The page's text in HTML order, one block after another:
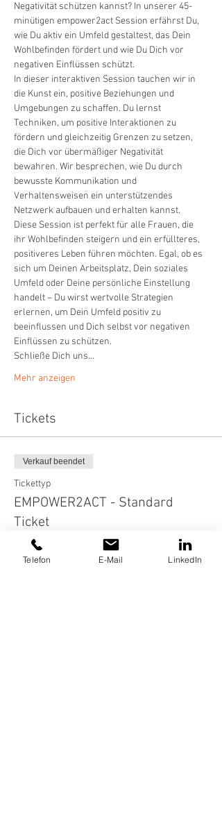
Negativität schützen kannst? In unserer 45-
minütigen empower2act Session erfährst Du,
wie Du aktiv ein Umfeld gestaltest, das Dein
Wohlbefinden fördert und wie Du Dich vor
negativen Einflüssen schützt.
In dieser interaktiven Session tauchen wir in
die Kunst ein, positive Beziehungen und
Umgebungen zu schaffen. Du lernst
Techniken, um positive Interaktionen zu
fördern und gleichzeitig Grenzen zu setzen,
die Dich vor übermäßiger Negativität
bewahren. Wir besprechen, wie Du durch
bewusste Kommunikation und
Verhaltensweisen ein unterstützendes
Netzwerk aufbauen und erhalten kannst.
Diese Session ist perfekt für alle Frauen, die
ihr Wohlbefinden steigern und ein erfüllteres,
positiveres Leben führen möchten. Egal, ob es
sich um Deinen Arbeitsplatz, Dein soziales
Umfeld oder Deine persönliche Einstellung
handelt – Du wirst wertvolle Strategien
erlernen, um Dein Umfeld positiv zu
beeinflussen und Dich selbst vor negativen
Einflüssen zu schützen.
Schließe Dich uns…
Mehr anzeigen
Tickets
Verkauf beendet
Tickettyp
EMPOWER2ACT - Standard
Ticket
Preis
12,00 €
Telefon E-Mail LinkedIn